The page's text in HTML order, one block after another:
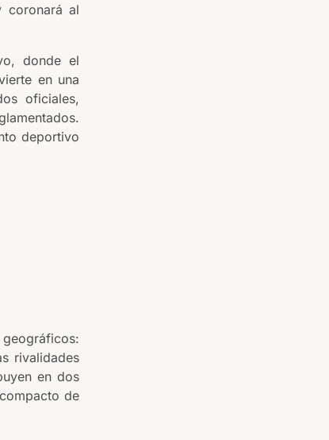
coronará al
donde el
en una
oficiales,
deportivo
geográficos:
rivalidades
en dos
de